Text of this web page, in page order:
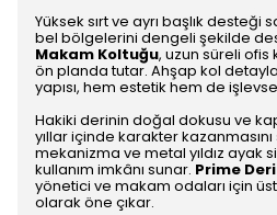
Yüksek sırt ve ayrı başlık
bel bölgelerini dengeli şekilde
Makam Koltuğu, uzun süreli ofis
ön planda tutar. Ahşap kol
yapısı, hem estetik hem de
Hakiki derinin doğal dokusu ve
yıllar içinde karakter
mekanizma ve metal yıldız ayak
kullanım imkânı sunar. Prime
yönetici ve makam odaları için
olarak öne çıkar.